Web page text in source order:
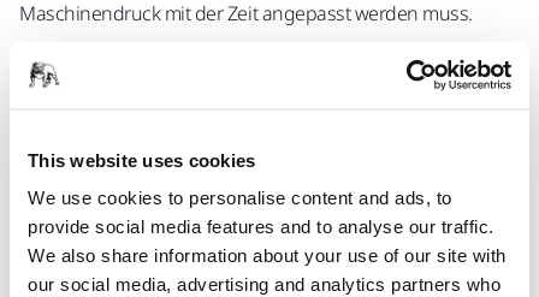
This website uses cookies
We use cookies to personalise content and ads, to
provide social media features and to analyse our traffic.
We also share information about your use of our site with
our social media, advertising and analytics partners who
Maschinendruck mit der Zeit angepasst werden muss.
Ein weiterer Vorteil der selektiven Beschichtung von Mirka
und ihrer Oberflächenhohlräume ist die Senkung der
wirkt dem Zusetzen und Brandflecken beim Schleifen
Das Mirka Ultimax Black ist in Schmal- und Breitband, in den
groben Körnungen von 80 bis 220 und in den feinen
Körnungen von 240 bis 1000 erhältlich. Es eignet sich zum